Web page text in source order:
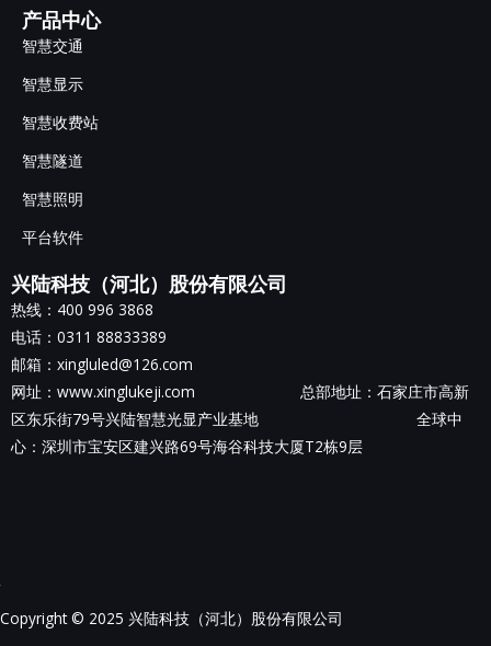
产品中心
智慧交通
智慧显示
智慧收费站
智慧隧道
智慧照明
平台软件
兴陆科技（河北）股份有限公司
热线：400 996 3868
电话：0311 88833389
邮箱：xingluled@126.com
网址：www.xinglukeji.com 总部地址： 石家庄市高新
区东乐街79号兴陆智慧光显产业基地 全球中
心：深圳市宝安区建兴路69号海谷科技大厦T2栋9层
Copyright © 2025 兴陆科技（河北）股份有限公司